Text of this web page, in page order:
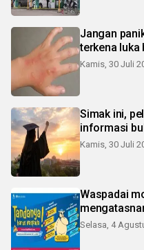
Jangan
terkena luka
Kamis, 30 Juli
Simak ini,
informasi
Kamis, 30 Juli
Waspadai
Selasa, 4